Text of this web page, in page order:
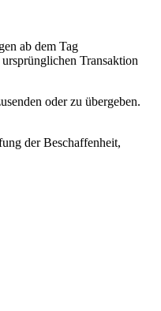
ab dem Tag
Transaktion
oder zu übergeben.
der Beschaffenheit,